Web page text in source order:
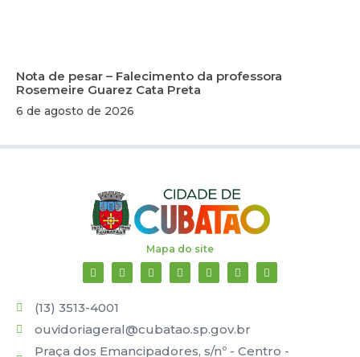
Nota de pesar – Falecimento da professora
Rosemeire Guarez Cata Preta
6 de agosto de 2026
Mapa do site
(13) 3513-4001
ouvidoriageral@cubatao.sp.gov.br
Praça dos Emancipadores, s/nº - Centro -